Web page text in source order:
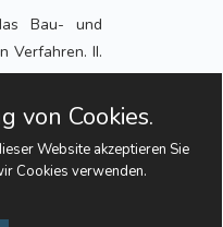
Bau- und
Verfahren. II.
von Cookies.
Website akzeptieren Sie
Cookies verwenden.